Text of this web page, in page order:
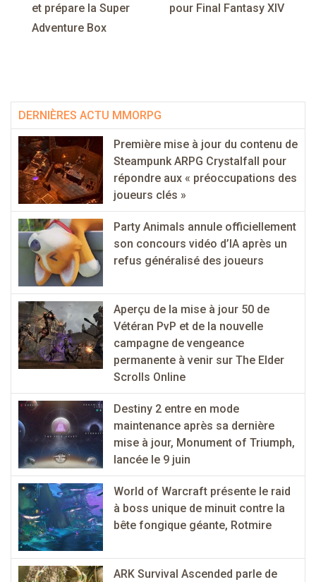
et prépare la Super
Adventure Box
pour Final Fantasy XIV
DERNIÈRES ACTU MMORPG
Première mise à jour du contenu de
Steampunk ARPG Crystalfall pour
répondre aux « préoccupations des
joueurs clés »
Party Animals annule officiellement
son concours vidéo d’IA après un
refus généralisé des joueurs
Aperçu de la mise à jour 50 de
Vétéran PvP et de la nouvelle
campagne de vengeance
permanente à venir sur The Elder
Scrolls Online
Destiny 2 entre en mode
maintenance après sa dernière
mise à jour, Monument of Triumph,
lancée le 9 juin
World of Warcraft présente le raid
à boss unique de minuit contre la
bête fongique géante, Rotmire
ARK Survival Ascended parle de